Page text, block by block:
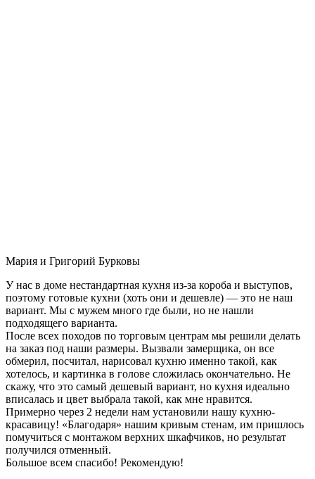
Мария и Григорий Бурковы
У нас в доме нестандартная кухня из-за короба и выступов,
поэтому готовые кухни (хоть они и дешевле) — это не наш
вариант. Мы с мужем много где были, но не нашли
подходящего варианта.
После всех походов по торговым центрам мы решили делать
на заказ под наши размеры. Вызвали замерщика, он все
обмерил, посчитал, нарисовал кухню именно такой, как
хотелось, и картинка в голове сложилась окончательно. Не
скажу, что это самый дешевый вариант, но кухня идеально
вписалась и цвет выбрала такой, как мне нравится.
Примерно через 2 недели нам установили нашу кухню-
красавицу! «Благодаря» нашим кривым стенам, им пришлось
помучиться с монтажом верхних шкафчиков, но результат
получился отменный.
Большое всем спасибо! Рекомендую!